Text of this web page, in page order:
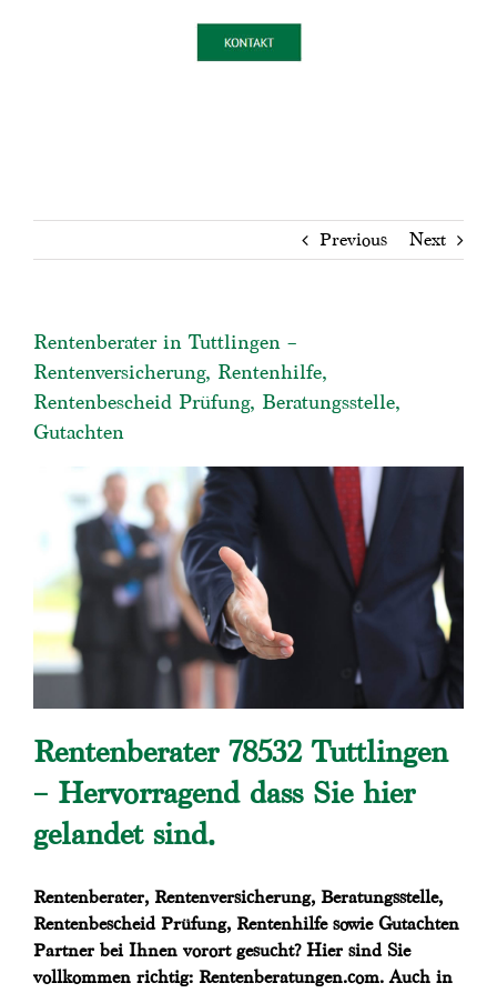
Previous Next
Rentenberater in Tuttlingen –
Rentenversicherung, Rentenhilfe,
Rentenbescheid Prüfung, Beratungsstelle,
Gutachten
Rentenberater 78532 Tuttlingen
– Hervorragend dass Sie hier
gelandet sind.
Rentenberater, Rentenversicherung, Beratungsstelle,
Rentenbescheid Prüfung, Rentenhilfe sowie Gutachten
Partner bei Ihnen vorort gesucht? Hier sind Sie
vollkommen richtig: Rentenberatungen.com. Auch in